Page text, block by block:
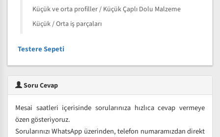
Küçük ve orta profiller / Küçük Çaplı Dolu Malzeme
Küçük / Orta iş parçaları
Testere Sepeti
Soru Cevap
Mesai saatleri içerisinde sorularınıza hızlıca cevap vermeye
özen gösteriyoruz.
Sorularınızı WhatsApp üzerinden, telefon numaramızdan direkt